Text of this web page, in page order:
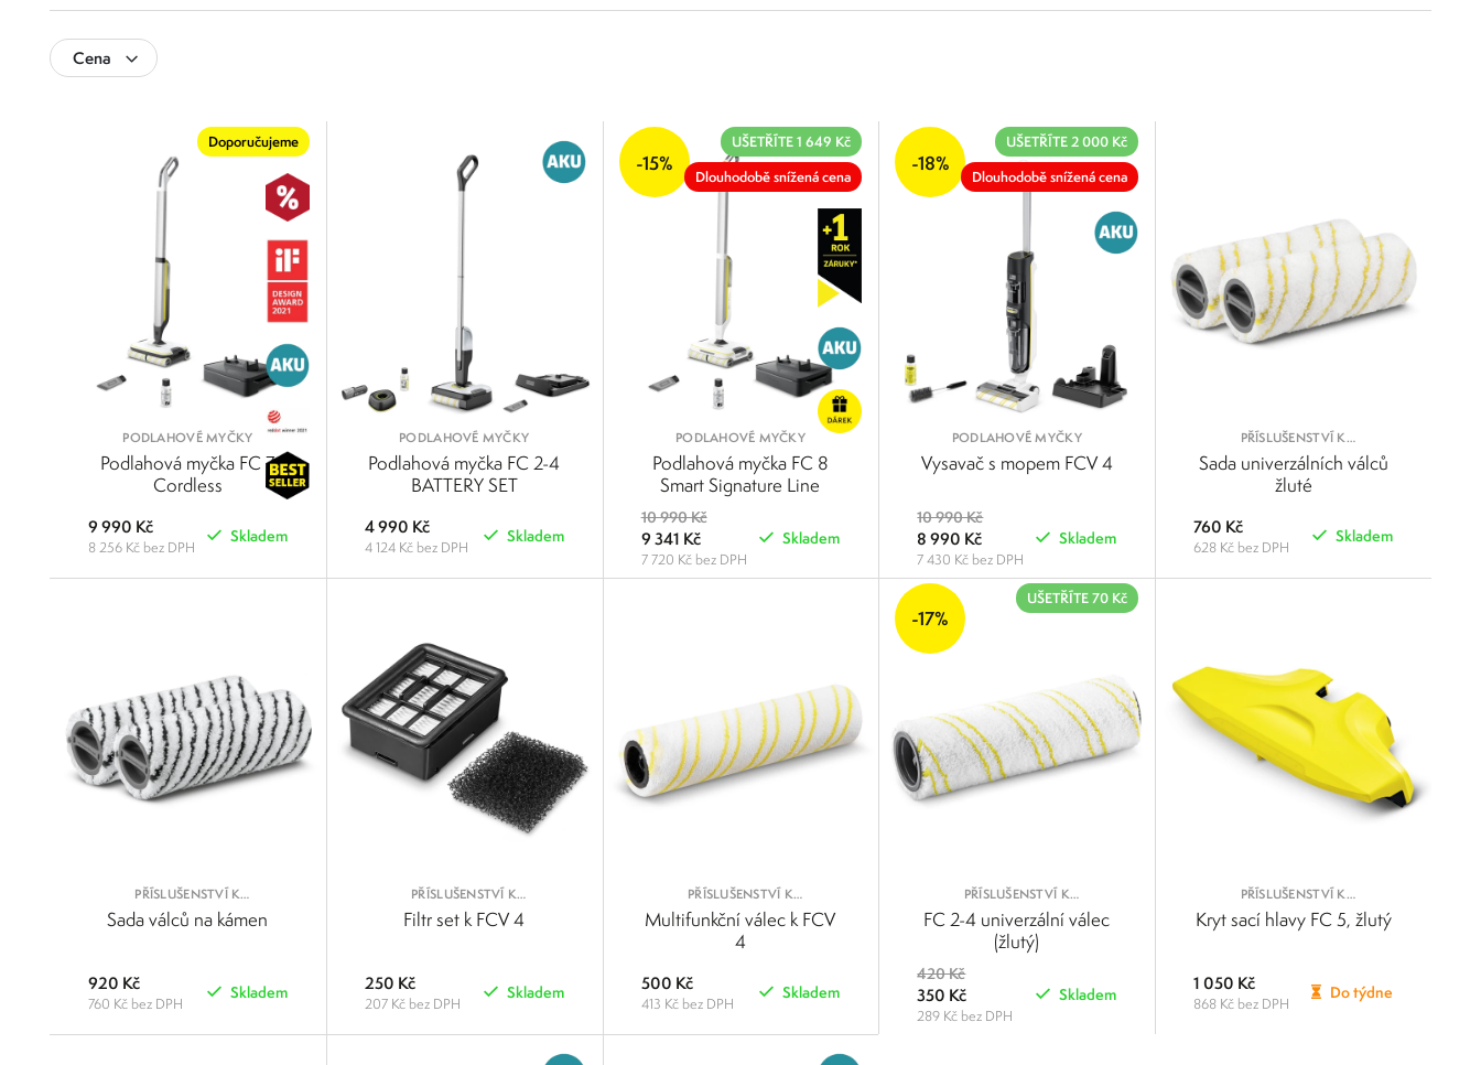
Cena
Doporučujeme
PODLAHOVÉ MYČKY
Podlahová myčka FC 7
Cordless
9 990 Kč
8 256 Kč bez DPH
Skladem
PODLAHOVÉ MYČKY
Podlahová myčka FC 2-4
BATTERY SET
4 990 Kč
4 124 Kč bez DPH
Skladem
-15%
UŠETŘÍTE 1 649 Kč
Dlouhodobě snížená cena
PODLAHOVÉ MYČKY
Podlahová myčka FC 8
Smart Signature Line
10 990 Kč
9 341 Kč
7 720 Kč bez DPH
Skladem
-18%
UŠETŘÍTE 2 000 Kč
Dlouhodobě snížená cena
PODLAHOVÉ MYČKY
Vysavač s mopem FCV 4
10 990 Kč
8 990 Kč
7 430 Kč bez DPH
Skladem
POROVNAT
PŘÍSLUŠENSTVÍ K
PODLAHOVÝM MYČKÁM
Sada univerzálních válců
žluté
760 Kč
628 Kč bez DPH
Skladem
PŘÍSLUŠENSTVÍ K
PODLAHOVÝM MYČKÁM
Sada válců na kámen
920 Kč
760 Kč bez DPH
Skladem
PŘÍSLUŠENSTVÍ K
PODLAHOVÝM MYČKÁM
Filtr set k FCV 4
250 Kč
207 Kč bez DPH
Skladem
PŘÍSLUŠENSTVÍ K
PODLAHOVÝM MYČKÁM
Multifunkční válec k FCV
4
500 Kč
413 Kč bez DPH
Skladem
-17%
UŠETŘÍTE 70 Kč
PŘÍSLUŠENSTVÍ K
PODLAHOVÝM MYČKÁM
FC 2-4 univerzální válec
(žlutý)
420 Kč
350 Kč
289 Kč bez DPH
Skladem
PŘÍSLUŠENSTVÍ K
PODLAHOVÝM MYČKÁM
Kryt sací hlavy FC 5, žlutý
1 050 Kč
868 Kč bez DPH
Do týdne